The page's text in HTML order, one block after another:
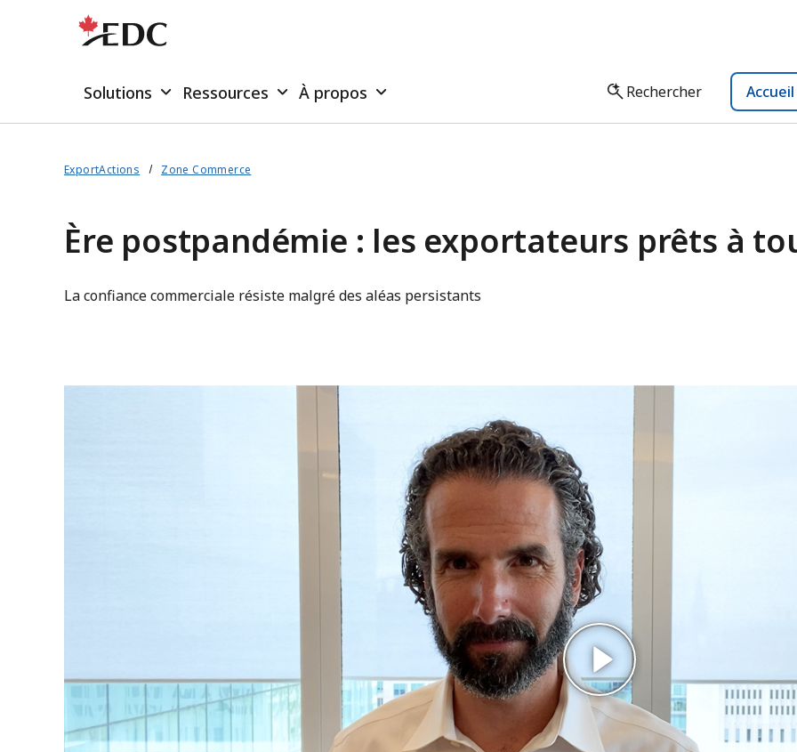
Solutions Ressources À propos Rechercher
ExportActions Zone Commerce
Ère postpandémie : les exportateurs prêts à
La confiance commerciale résiste malgré des aléas persistants